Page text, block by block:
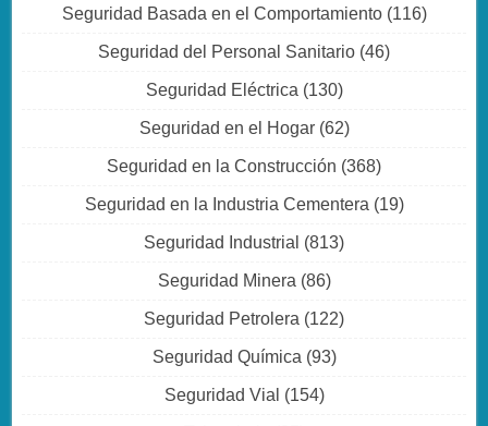
Seguridad Basada en el Comportamiento(116)
Seguridad del Personal Sanitario (46)
Seguridad Eléctrica (130)
Seguridad en el Hogar(62)
Seguridad en la Construcción (368)
Seguridad en la Industria Cementera (19)
Seguridad Industrial (813)
Seguridad Minera (86)
Seguridad Petrolera (122)
Seguridad Química (93)
Seguridad Vial (154)